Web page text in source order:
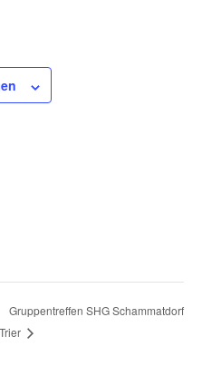
Gruppentreffen SHG Schammatdorf
Trier